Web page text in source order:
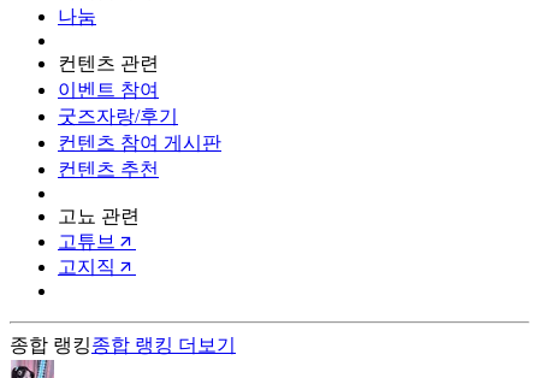
나눔
컨텐츠 관련
이벤트 참여
굿즈자랑/후기
컨텐츠 참여 게시판
컨텐츠 추천
고뇨 관련
고튜브
고지직
종합 랭킹종합 랭킹 더보기